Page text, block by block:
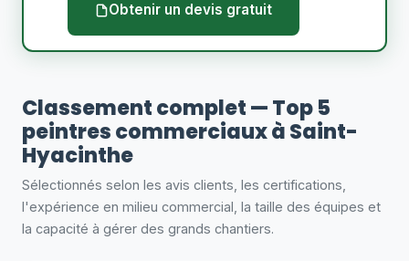
Obtenir un devis gratuit
Classement complet — Top 5
peintres commerciaux à Saint-
Hyacinthe
Sélectionnés selon les avis clients, les certifications,
l'expérience en milieu commercial, la taille des équipes et
la capacité à gérer des grands chantiers.